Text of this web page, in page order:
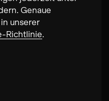
Genaue
unserer
Richtlinie.